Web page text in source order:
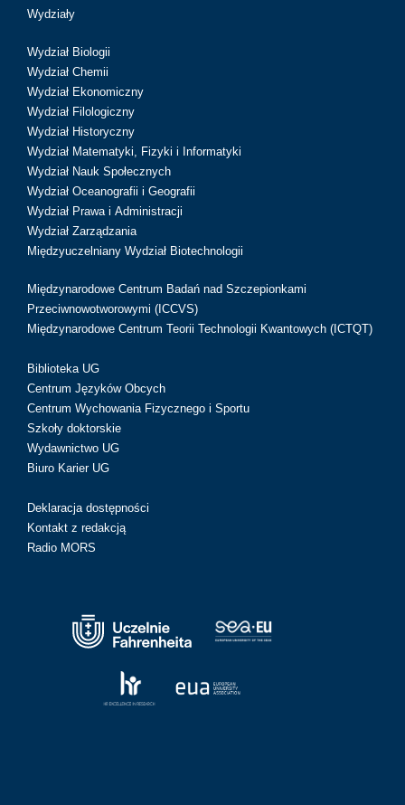
Wydziały
Wydział Biologii
Wydział Chemii
Wydział Ekonomiczny
Wydział Filologiczny
Wydział Historyczny
Wydział Matematyki, Fizyki i Informatyki
Wydział Nauk Społecznych
Wydział Oceanografii i Geografii
Wydział Prawa i Administracji
Wydział Zarządzania
Międzyuczelniany Wydział Biotechnologii
Międzynarodowe Centrum Badań nad Szczepionkami
Przeciwnowotworowymi (ICCVS)
Międzynarodowe Centrum Teorii Technologii Kwantowych (ICTQT)
Biblioteka UG
Centrum Języków Obcych
Centrum Wychowania Fizycznego i Sportu
Szkoły doktorskie
Wydawnictwo UG
Biuro Karier UG
Deklaracja dostępności
Kontakt z redakcją
Radio MORS